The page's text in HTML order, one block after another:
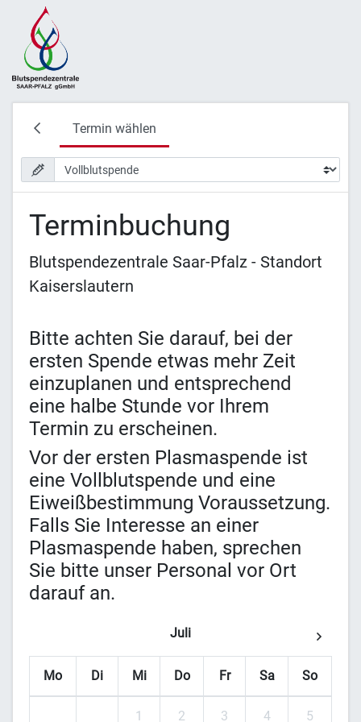
Termin wählen
Terminbuchung
Blutspendezentrale Saar-Pfalz - Standort
Kaiserslautern
Bitte achten Sie darauf, bei der
ersten Spende etwas mehr Zeit
einzuplanen und entsprechend
eine halbe Stunde vor Ihrem
Termin zu erscheinen.
Vor der ersten Plasmaspende ist
eine Vollblutspende und eine
Eiweißbestimmung Voraussetzung.
Falls Sie Interesse an einer
Plasmaspende haben, sprechen
Sie bitte unser Personal vor Ort
darauf an.
Juli
Mo Di Mi Do Fr Sa So
1 2 3 4 5